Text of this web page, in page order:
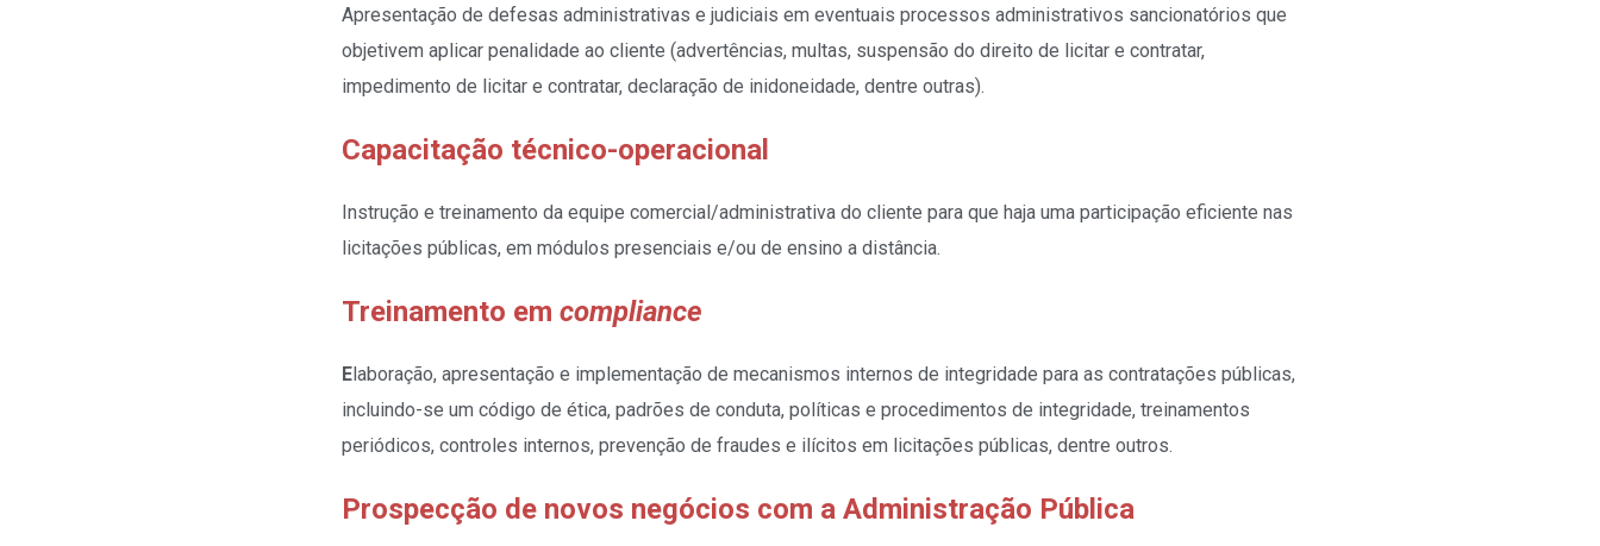
Apresentação de defesas administrativas e judiciais em eventuais processos administrativos sancionatórios que
objetivem aplicar penalidade ao cliente (advertências, multas, suspensão do direito de licitar e contratar,
impedimento de licitar e contratar, declaração de inidoneidade, dentre outras).
Capacitação técnico-operacional
Instrução e treinamento da equipe comercial/administrativa do cliente para que haja uma participação eficiente nas
licitações públicas, em módulos presenciais e/ou de ensino a distância.
Treinamento em compliance
Elaboração, apresentação e implementação de mecanismos internos de integridade para as contratações públicas,
incluindo-se um código de ética, padrões de conduta, políticas e procedimentos de integridade, treinamentos
periódicos, controles internos, prevenção de fraudes e ilícitos em licitações públicas, dentre outros.
Prospecção de novos negócios com a Administração Pública